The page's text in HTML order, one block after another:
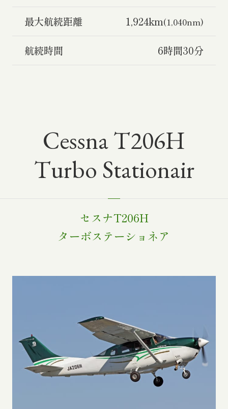
最大航続距離 1,924km(1,040nm)
航続時間 6時間30分
Cessna T206H
Turbo Stationair
セスナT206H
ターボステーショネア